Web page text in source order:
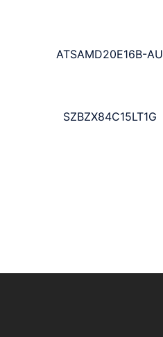
ATSAMD20E16B-AU
SZBZX84C15LT1G